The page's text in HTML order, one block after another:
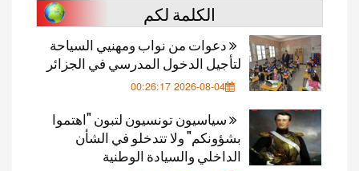
الكلمة لكم
دعوات من نواب ومهنيي السياحة
لتأجيل الدخول المدرسي في الجزائر
2026-08-04 00:26:17
سياسيون تونسيون لتبون "اهتموا
بشؤونكم" ولا تتدخلو في الشأن
الداخلي والسيادة الوطنية